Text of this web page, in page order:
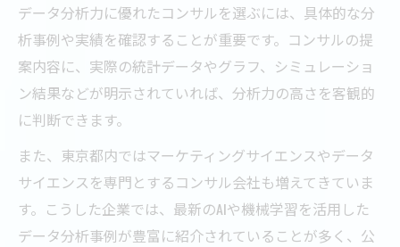
データ分析力に優れたコンサルを選ぶには、具体的な分
析事例や実績を確認することが重要です。コンサルの提
案内容に、実際の統計データやグラフ、シミュレーショ
ン結果などが明示されていれば、分析力の高さを客観的
に判断できます。
また、東京都内ではマーケティングサイエンスやデータ
サイエンスを専門とするコンサル会社も増えてきていま
す。こうした企業では、最新のAIや機械学習を活用した
データ分析事例が豊富に紹介されていることが多く、公